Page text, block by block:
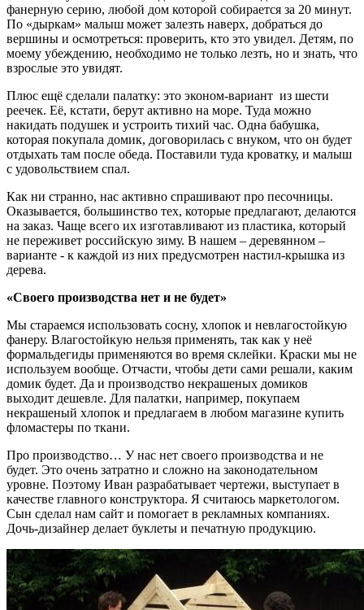
фанерную серию, любой дом которой собирается за 20 минут.
По «дыркам» малыш может залезть наверх, добраться до
вершины и осмотреться: проверить, кто это увидел. Детям, по
моему убеждению, необходимо не только лезть, но и знать, что
взрослые это увидят.
Плюс ещё сделали палатку: это эконом-вариант из шести
реечек. Её, кстати, берут активно на море. Туда можно
накидать подушек и устроить тихий час. Одна бабушка,
которая покупала домик, договорилась с внуком, что он будет
отдыхать там после обеда. Поставили туда кроватку, и малыш
с удовольствием спал.
Как ни странно, нас активно спрашивают про песочницы.
Оказывается, большинство тех, которые предлагают, делаются
на заказ. Чаще всего их изготавливают из пластика, который
не переживет российскую зиму. В нашем – деревянном –
варианте - к каждой из них предусмотрен настил-крышка из
дерева.
«Своего производства нет и не будет»
Мы стараемся использовать сосну, хлопок и невлагостойкую
фанеру. Влагостойкую нельзя применять, так как у неё
формальдегиды применяются во время склейки. Краски мы не
используем вообще. Отчасти, чтобы дети сами решали, каким
домик будет. Да и производство некрашеных домиков
выходит дешевле. Для палатки, например, покупаем
некрашеный хлопок и предлагаем в любом магазине купить
фломастеры по ткани.
Про производство… У нас нет своего производства и не
будет. Это очень затратно и сложно на законодательном
уровне. Поэтому Иван разрабатывает чертежи, выступает в
качестве главного конструктора. Я считаюсь маркетологом.
Сын сделал нам сайт и помогает в рекламных компаниях.
Дочь-дизайнер делает буклеты и печатную продукцию.